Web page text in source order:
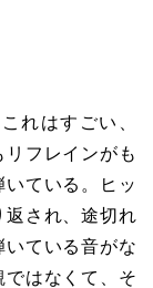
れはすごい、
フレインがも
ている。ヒッ
返され、途切れ
いている音がな
ではなくて、そ